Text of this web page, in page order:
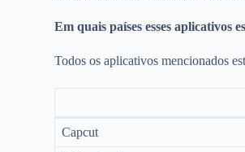
Em quais países esses aplicativos
Todos os aplicativos mencionados
Capcut